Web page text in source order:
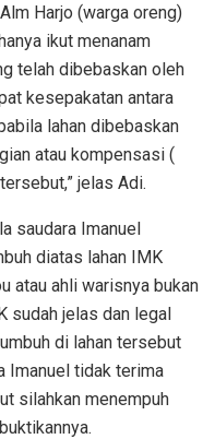
Harjo (warga oreng)
ikut menanam
telah dibebaskan oleh
kesepakatan antara
lahan dibebaskan
atau kompensasi (
jelas Adi.
saudara Imanuel
diatas lahan IMK
atau ahli warisnya bukan
sudah jelas dan legal
di lahan tersebut
Imanuel tidak terima
silahkan menempuh